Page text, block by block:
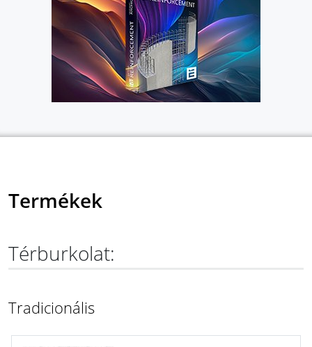
Termékek
Térburkolat:
Tradicionális